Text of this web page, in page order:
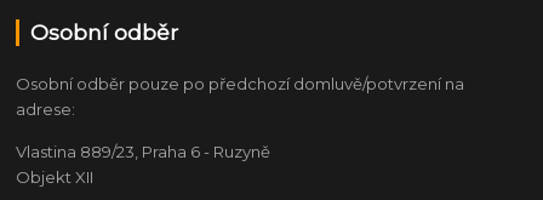
Osobní odběr
Osobní odběr pouze po předchozí domluvě/potvrzení na
adrese:
Vlastina 889/23, Praha 6 - Ruzyně
Objekt XII